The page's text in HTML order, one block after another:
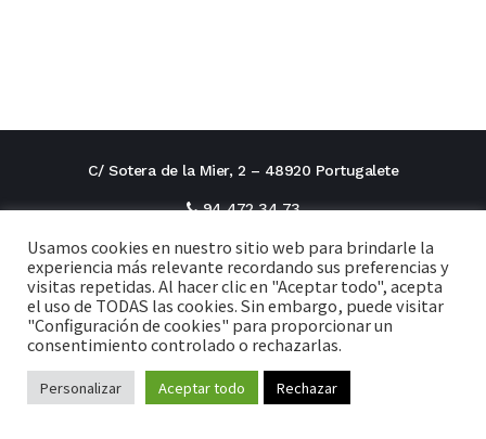
C/ Sotera de la Mier, 2 – 48920 Portugalete
94 472 34 73
direcciontitular@cxi.fjaverianas.com
secretaria@cxi.fjaverianas.com
Aviso legal
Política de privacidad
Usamos cookies en nuestro sitio web para brindarle la
experiencia más relevante recordando sus preferencias y
visitas repetidas. Al hacer clic en "Aceptar todo", acepta
el uso de TODAS las cookies. Sin embargo, puede visitar
"Configuración de cookies" para proporcionar un
consentimiento controlado o rechazarlas.
Personalizar Aceptar todo Rechazar